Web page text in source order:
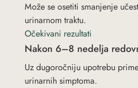
Može se osetiti smanjenje
urinarnom traktu.
Očekivani rezultati
Nakon 6–8 nedelja
Uz dugoročniju upotrebu
urinarnih simptoma.